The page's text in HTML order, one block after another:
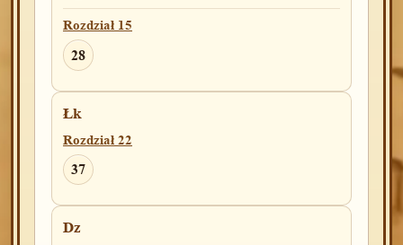
1Krl
Rozdział 1
25
Rozdział 15
28
Łk
Rozdział 22
37
Dz